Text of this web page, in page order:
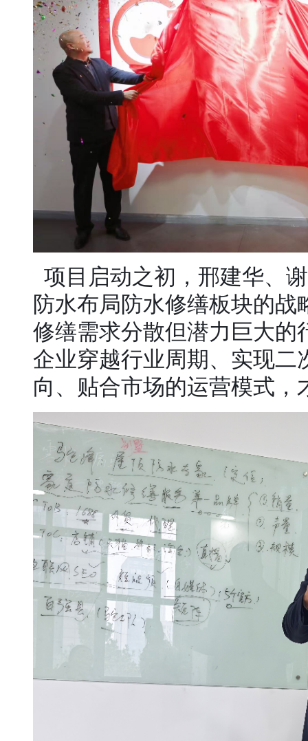
项目启动之初，邢建华、
防水布局防水修缮板块的
修缮需求分散但潜力巨大的
企业穿越行业周期、实现二
向、贴合市场的运营模式